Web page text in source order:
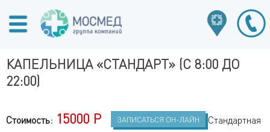
КАПЕЛЬНИЦА «СТАНДАРТ» (С 8:00 ДО
22:00)
Стоимость: 15000 Р ЗАПИСАТЬСЯ ОН-ЛАЙН
Стандартная